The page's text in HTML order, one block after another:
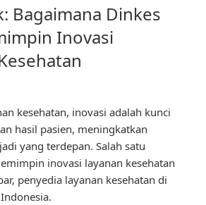
Bagaimana Dinkes
Inovasi
kesehatan, inovasi adalah kunci
hasil pasien, meningkatkan
yang terdepan. Salah satu
inovasi layanan kesehatan
penyedia layanan kesehatan di